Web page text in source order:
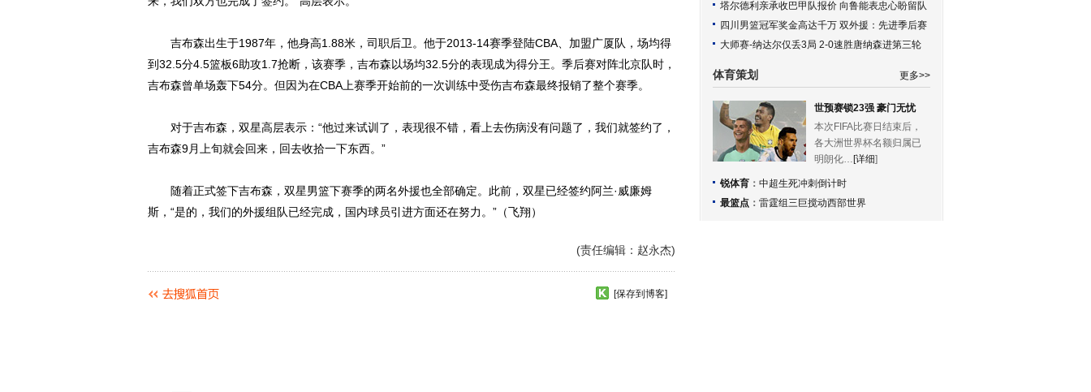
吉布森出生于1987年，他身高1.88米，司职后卫。他于2013-14赛季登陆CBA、加盟广厦队，场均得
到32.5分4.5篮板6助攻1.7抢断，该赛季，吉布森以场均32.5分的表现成为得分王。季后赛对阵北京队时，
吉布森曾单场轰下54分。但因为在CBA上赛季开始前的一次训练中受伤吉布森最终报销了整个赛季。
对于吉布森，双星高层表示：“他过来试训了，表现很不错，看上去伤病没有问题了，我们就签约了，
吉布森9月上旬就会回来，回去收拾一下东西。”
随着正式签下吉布森，双星男篮下赛季的两名外援也全部确定。此前，双星已经签约阿兰·威廉姆
斯，“是的，我们的外援组队已经完成，国内球员引进方面还在努力。”（飞翔）
(责任编辑：赵永杰)
[保存到博客]
塔尔德利亲承收巴甲队报价 向鲁能表忠心盼留队
四川男篮冠军奖金高达千万 双外援：先进季后赛
大师赛-纳达尔仅丢3局 2-0速胜唐纳森进第三轮
体育策划 更多>>
世预赛锁23强 豪门无忧
本次FIFA比赛日结束后，
各大洲世界杯名额归属已
明朗化… [详细]
锐体育 ： 中超生死冲刺倒计时
最篮点 ： 雷霆组三巨搅动西部世界